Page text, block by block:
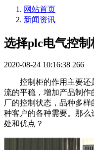
网站首页
新闻资讯
选择plc电气控
2020-08-24 10:16:38 266
控制柜的作用主要还
流的平稳，增加产品制
厂的控制状态，品种多样
种客户的各种需要。那么
处和优点？